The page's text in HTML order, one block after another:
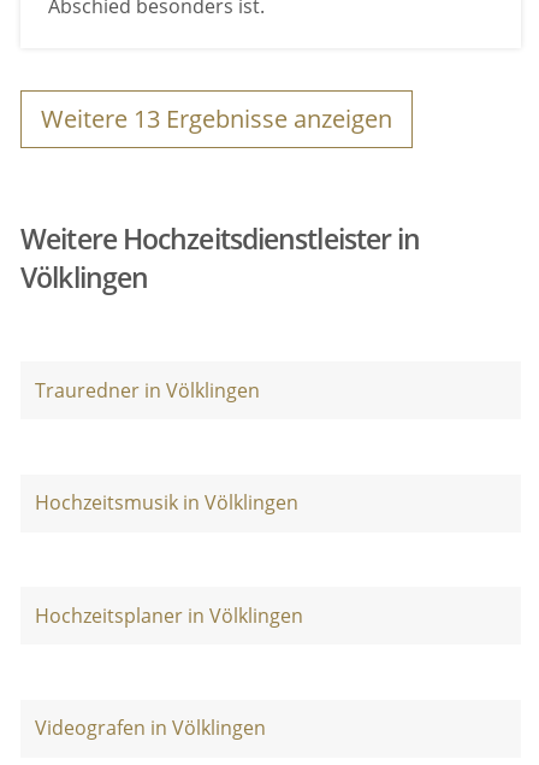
Abschied besonders ist.
Weitere 13 Ergebnisse anzeigen
Weitere Hochzeitsdienstleister in
Völklingen
Trauredner in Völklingen
Hochzeitsmusik in Völklingen
Hochzeitsplaner in Völklingen
Videografen in Völklingen